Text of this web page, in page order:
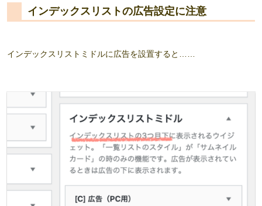
インデックスリストの広告設定に注意
インデックスリストミドルに広告を設置すると……